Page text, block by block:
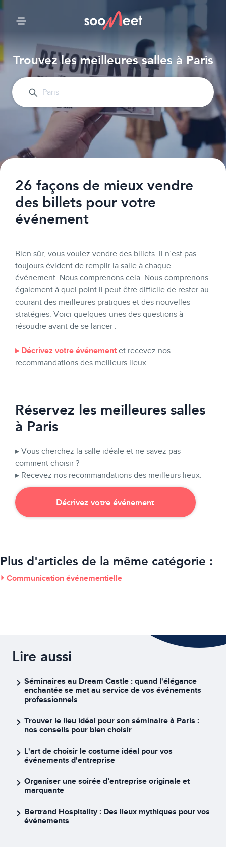
Trouvez les meilleures salles à Paris
26 façons de mieux vendre
des billets pour votre
événement
Bien sûr, vous voulez vendre des billets. Il n’est pas
toujours évident de remplir la salle à chaque
événement. Nous comprenons cela. Nous comprenons
également à quel point il peut être difficile de rester au
courant des meilleures pratiques et des nouvelles
stratégies. Voici quelques-unes des questions à
résoudre avant de se lancer :
▸ Décrivez votre événementet recevez nos
recommandations des meilleurs lieux.
Réservez les meilleures salles
à Paris
▸ Vous cherchez la salle idéale et ne savez pas
comment choisir ?
▸ Recevez nos recommandations des meilleurs lieux.
Décrivez votre événement
Plus d'articles de la même catégorie :
⏵ Communication événementielle
Lire aussi
Séminaires au Dream Castle : quand l'élégance
enchantée se met au service de vos événements
professionnels
Trouver le lieu idéal pour son séminaire à Paris :
nos conseils pour bien choisir
L'art de choisir le costume idéal pour vos
événements d'entreprise
Organiser une soirée d’entreprise originale et
marquante
Bertrand Hospitality : Des lieux mythiques pour vos
événements
Accueil
Salles par thèmes
Top salles
Votre événement